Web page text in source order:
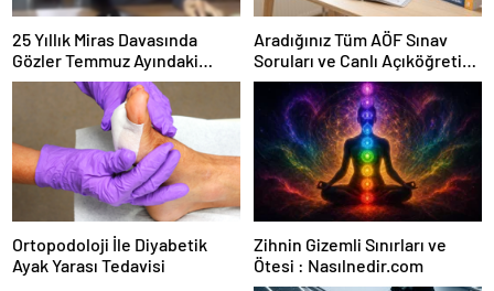
25 Yıllık Miras Davasında
Gözler Temmuz Ayındaki
Karar Duruşmasına Çevrildi
Aradığınız Tüm AÖF Sınav
Soruları ve Canlı Açıköğretim
Forumu Burada
Ortopodoloji İle Diyabetik
Ayak Yarası Tedavisi
Zihnin Gizemli Sınırları ve
Ötesi : Nasılnedir.com